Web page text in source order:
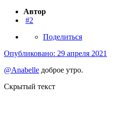
Автор
#2
Поделиться
Опубликовано: 29 апреля 2021
@Anabelle доброе утро.
Скрытый текст